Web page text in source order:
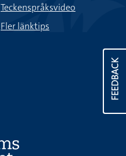
FEEDBACK
Teckenspråksvideo
Fler länktips